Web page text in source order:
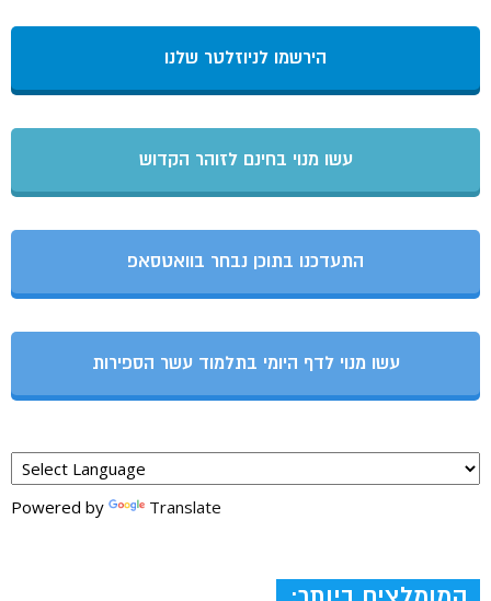
הירשמו לניוזלטר שלנו
עשו מנוי בחינם לזוהר הקדוש
התעדכנו בתוכן נבחר בוואטסאפ
עשו מנוי לדף היומי בתלמוד עשר הספירות
Powered by Translate